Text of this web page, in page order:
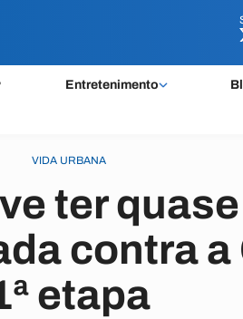
Entretenimento
VIDA URBANA
ter
contra a
etapa